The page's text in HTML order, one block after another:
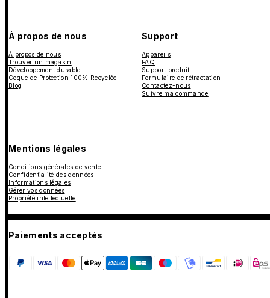
À propos de nous
À propos de nous
Trouver un magasin
Développement durable
Coque de Protection 100% Recyclée
Blog
Support
Appareils
FAQ
Support produit
Formulaire de rétractation
Contactez-nous
Suivre ma commande
Mentions légales
Conditions générales de vente
Confidentialité des données
Informations légales
Gérer vos données
Propriété intellectuelle
Paiements acceptés